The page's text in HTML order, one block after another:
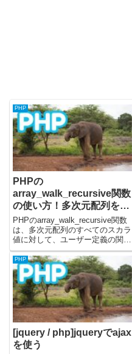
PHP
PHPの
array_walk_recursive関数
の使い方！多次元配列を再
帰的に処理する
PHPのarray_walk_recursive関数
は、多次元配列のすべてのスカラ
値に対して、ユーザー定義の関数
を再帰的に適用できる便利な関数
です。文字列の変換や数値への加
工など、一括処理したい場合に役
立ちます。array_walk関数が一...
PHP
[jquery / php]jqueryでajax
を使う